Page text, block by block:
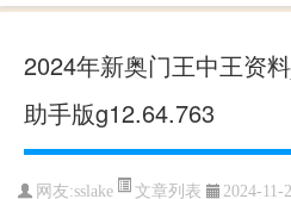
2024年新奥门王中王资
助手版g12.64.763
网友:sslake 文章列表 2024-11-